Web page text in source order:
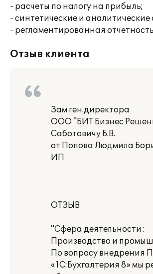
- расчеты по налогу на прибыль;
- синтетические и аналитические
- регламентированная
Отзыв клиента
Зам ген.директора
ООО "БИТ Бизнес
Саботовичу Б.В.
от Попова Людмила
ИП
ОТЗЫВ
"Сфера деятельности :
Производство и
По вопросу внедрения
«1С:Бухгалтерия 8» мы